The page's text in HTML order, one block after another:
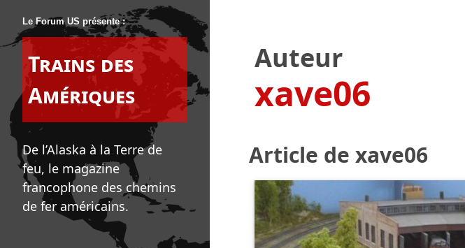
Le Forum US présente :
Trains des
Amériques
De l’Alaska à la Terre de
feu, le magazine
francophone des chemins
de fer américains.
Auteur
xave06
Article de xave06